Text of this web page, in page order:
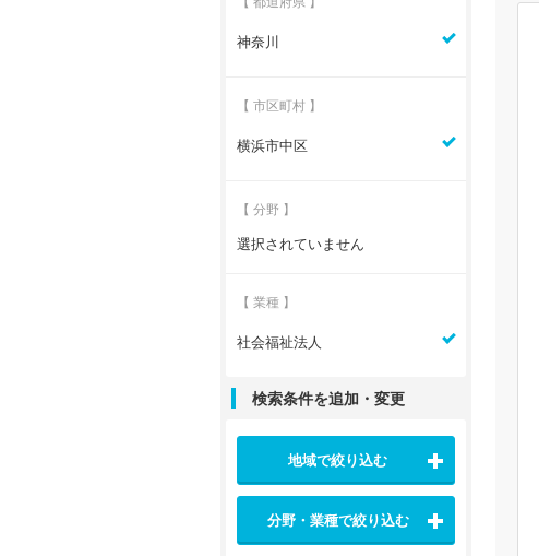
神奈川
【 市区町村 】
横浜市中区
【 分野 】
選択されていません
【 業種 】
社会福祉法人
検索条件を追加・変更
地域で絞り込む
分野・業種で絞り込む